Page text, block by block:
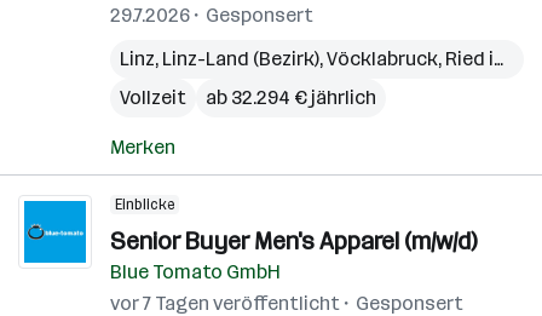
29.7.2026
Gesponsert
Linz, Linz-Land (Bezirk),Vöcklabruck, Ried im Innkreis
Vollzeit
ab 32.294 € jährlich
Merken
Einblicke
Senior Buyer Men's Apparel (m/w/d)
Blue Tomato GmbH
vor 7 Tagen veröffentlicht
Gesponsert